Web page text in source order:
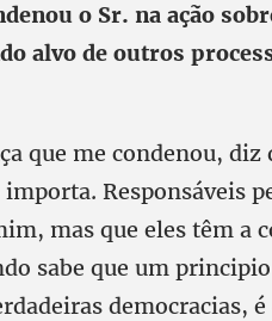
o Sr. na ação
alvo de outros
que me condenou, diz
Responsáveis
mas que eles têm a
sabe que um
democracias,